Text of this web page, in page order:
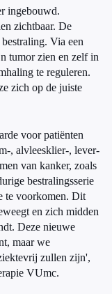
ingebouwd.
zichtbaar. De
Via een
tumor zien en zelf in
te reguleren.
zich op de juiste
voor patiënten
, alvleesklier-, lever-
van kanker, zoals
bestralingsserie
te voorkomen. Dit
en zich midden
Deze nieuwe
maar we
zullen zijn',
VUmc.